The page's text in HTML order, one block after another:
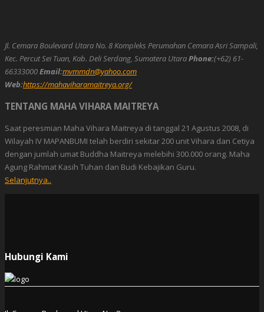
Jl. Cemara Boulevard Utara No. 8 Kompleks Perumahan Cemara Asri Sampali,
Kec. Percut Sei Tuan, Kab. Deli Serdang, Sumatera UtaraPhone:(+62) 61-
66333000Email:mvmmdn@yahoo.com
Web:https://mahaviharamaitreya.org/
TENTANG MAHA VIHARA MAITREYA
Saat peresmian Maha Vihara Maitreya di tanggal 21 Agustus 2008, di
Wilayah IV MAPANBUMI telah berdiri sekitar 200 unit Vihara dan Cetiya
dengan jumlah umat Buddha Maitreya melebihi 300.000 orang. Maha
Agung Rahmat Kasih Tuhan dan Budi Kebajikan Guru.
Selanjutnya..
Hubungi Kami